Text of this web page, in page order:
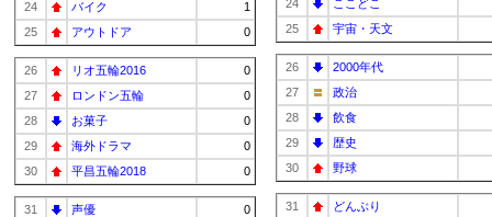
24
バイク
1
25
アウトドア 0
26 リオ五輪2016
0
27
ロンドン五輪
0
28
お菓子
0
29
海外ドラマ
0
30
平昌五輪2018 0
31 声優
0
24
ここどこ
25
宇宙・天文
26
2000年代
27
政治
28
飲食
29
歴史
30
野球
31
どんぶり